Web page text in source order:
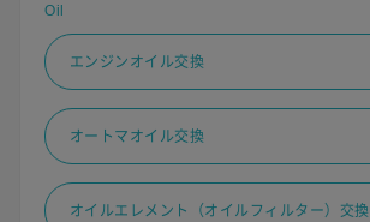
Oil
エンジンオイル交換
オートマオイル交換
オイルエレメント（オイルフィルター）交換